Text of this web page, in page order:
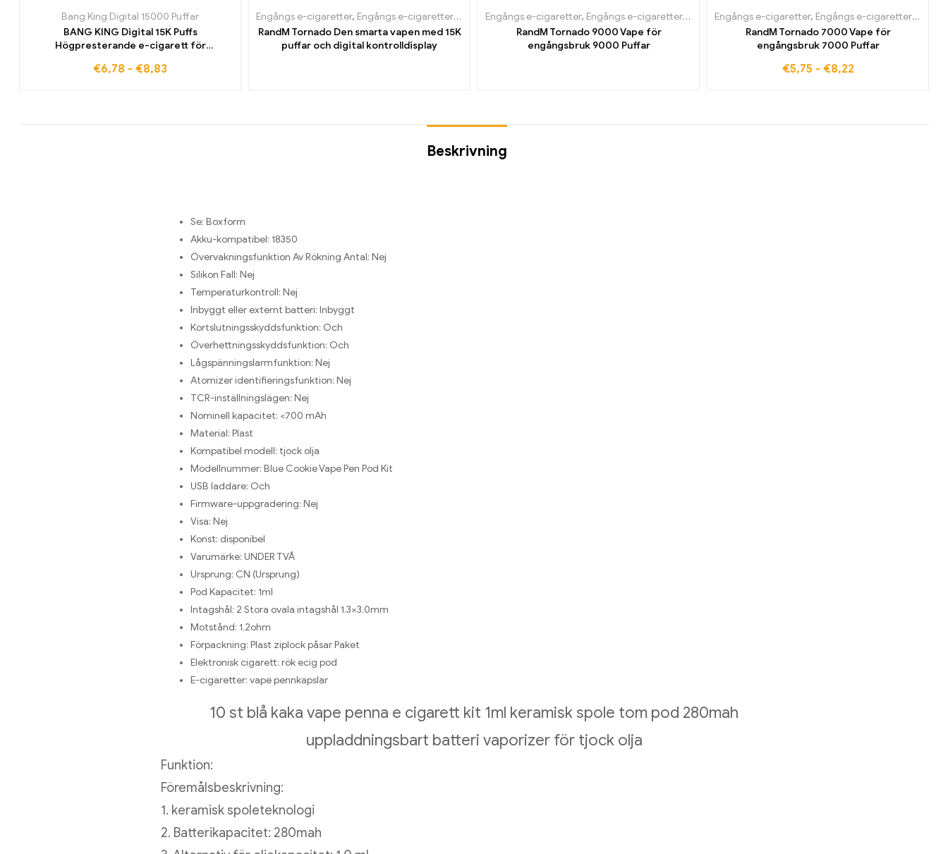
Bang King Digital 15000 Puffar
BANG KING Digital 15K Puffs
Högpresterande e-cigarett för
€6,78 - €8,83
Engångs e-cigaretter, Engångs e-cigaretter i Belgien ,Engångs e-cigaretter i Bulgarien,Engångs e-cigaretter i Danmark,Engångs e-cigaretter i Tyskland
RandM Tornado Den smarta vapen med 15K
puffar och digital kontrolldisplay
Engångs e-cigaretter, Engångs e-cigaretter i Belgien ,Engångs e-cigaretter i Bulgarien,Engångs e-
RandM Tornado 9000 Vape för
engångsbruk 9000 Puffar
Engångs e-cigaretter, Engångs e-cigaretter i Belgien
RandM Tornado 7000 Vape för
engångsbruk 7000 Puffar
€5,75 - €8,22
Beskrivning
Se: Boxform
Akku-kompatibel: 18350
Övervakningsfunktion Av Rökning Antal: Nej
Silikon Fall: Nej
Temperaturkontroll: Nej
Inbyggt eller externt batteri: Inbyggt
Kortslutningsskyddsfunktion: Och
Överhettningsskyddsfunktion: Och
Lågspänningslarmfunktion: Nej
Atomizer identifieringsfunktion: Nej
TCR-inställningslägen: Nej
Nominell kapacitet: <700 mAh
Material: Plast
Kompatibel modell: tjock olja
Modellnummer: Blue Cookie Vape Pen Pod Kit
USB laddare: Och
Firmware-uppgradering: Nej
Visa: Nej
Konst: disponibel
Varumärke: UNDER TVÅ
Ursprung: CN (Ursprung)
Pod Kapacitet: 1ml
Intagshål: 2 Stora ovala intagshål 1.3×3.0mm
Motstånd: 1.2ohm
Förpackning: Plast ziplock påsar Paket
Elektronisk cigarett: rök ecig pod
E-cigaretter: vape pennkapslar
10 st blå kaka vape penna e cigarett kit 1ml keramisk spole tom pod 280mah
uppladdningsbart batteri vaporizer för tjock olja
Funktion:
Föremålsbeskrivning:
1. keramisk spoleteknologi
2. Batterikapacitet: 280mah